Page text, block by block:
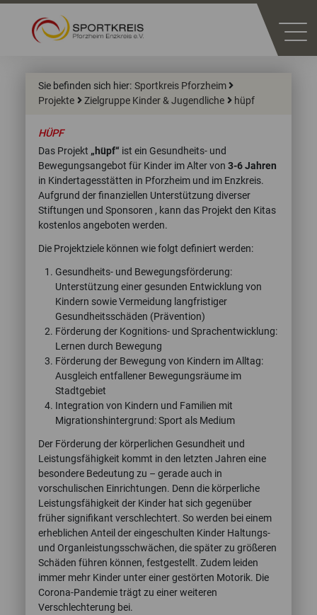
Sie befinden sich hier: Sportkreis Pforzheim
Projekte
Zielgruppe Kinder & Jugendliche hüpf
HÜPF
Das Projekt „hüpf“ ist ein Gesundheits- und
Bewegungsangebot für Kinder im Alter von 3-6 Jahren
in Kindertagesstätten in Pforzheim und im Enzkreis.
Aufgrund der finanziellen Unterstützung diverser
Stiftungen und Sponsoren , kann das Projekt den Kitas
kostenlos angeboten werden.
Die Projektziele können wie folgt definiert werden:
Gesundheits- und Bewegungsförderung:
Unterstützung einer gesunden Entwicklung von
Kindern sowie Vermeidung langfristiger
Gesundheitsschäden (Prävention)
Förderung der Kognitions- und Sprachentwicklung:
Lernen durch Bewegung
Förderung der Bewegung von Kindern im Alltag:
Ausgleich entfallener Bewegungsräume im
Stadtgebiet
Integration von Kindern und Familien mit
Migrationshintergrund: Sport als Medium
Der Förderung der körperlichen Gesundheit und
Leistungsfähigkeit kommt in den letzten Jahren eine
besondere Bedeutung zu – gerade auch in
vorschulischen Einrichtungen. Denn die körperliche
Leistungsfähigkeit der Kinder hat sich gegenüber
früher signifikant verschlechtert. So werden bei einem
erheblichen Anteil der eingeschulten Kinder Haltungs-
und Organleistungsschwächen, die später zu größeren
Schäden führen können, festgestellt. Zudem leiden
immer mehr Kinder unter einer gestörten Motorik. Die
Corona-Pandemie trägt zu einer weiteren
Verschlechterung bei.